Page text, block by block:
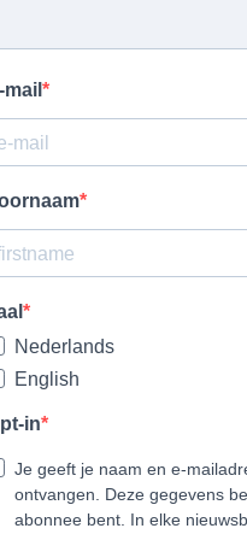
mail
Nederlands
English
in
Je geeft je naam en e-
ontvangen. Deze gegevens
abonnee bent. In elke